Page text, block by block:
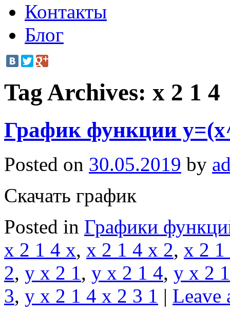
Контакты
Блог
Tag Archives: x 2 1 4
График функции
Posted on 30.05.2019 by
Скачать график
Posted in Графики
x 2 1 4 x, x 2 1 4 x 2, x 2 1
2, y x 2 1, y x 2 1 4, y x 2
3, y x 2 1 4 x 2 3 1 | Leave